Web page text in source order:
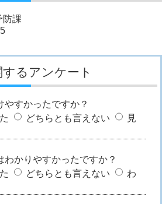
課
るアンケート
やすかったですか？
どちらとも言えない
見
わかりやすかったですか？
どちらとも言えない
わ